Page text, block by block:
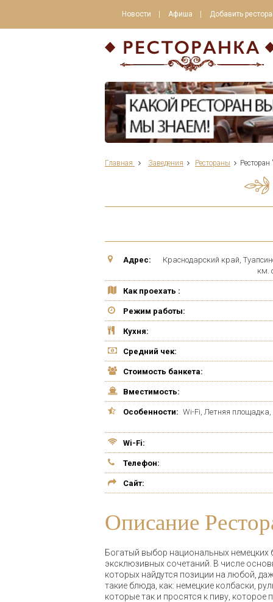
Новости Афиша Добавить
Главная Заведения Рестораны
Адрес:
Краснодарский край,
км.
Как проехать :
Режим работы:
Кухня:
Средний чек:
Стоимость банкета:
Вместимость:
Особенности: Wi-Fi, Летняя
Wi-Fi:
Телефон:
Сайт:
Описание
Богатый выбор национальных
эксклюзивных сочетаний. В числе
которых найдутся позиции на любой,
такие блюда, как: немецкие колбаски,
которые так и просятся к пиву, которое